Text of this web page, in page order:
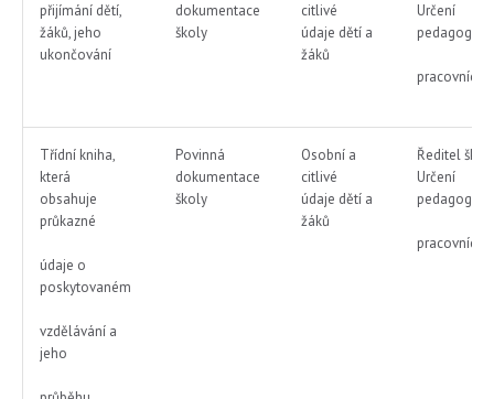
přijímání dětí,
žáků, jeho
ukončování
dokumentace
školy
citlivé
údaje dětí a
žáků
Určení
pedagog.
pracovníci
Třídní kniha,
která
obsahuje
průkazné
údaje o
poskytovaném
vzdělávání a
jeho
Povinná
dokumentace
školy
Osobní a
citlivé
údaje dětí a
žáků
Ředitel
Určení
pedagog.
pracovníci